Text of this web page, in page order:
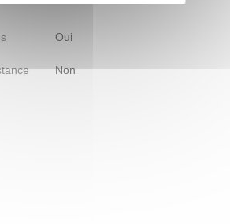
Oui
Non